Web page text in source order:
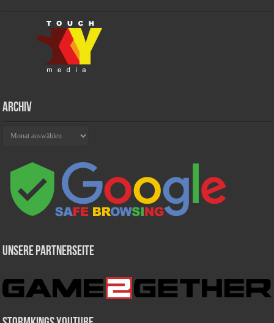
Archiv
Unsere Partnerseite